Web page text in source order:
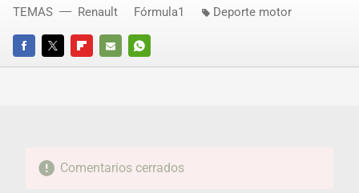
FACEBOOKTWITTERFLIPBOARD
E-
WHATSAPP
TEMAS Renault Fórmula1 Deporte motor
Comentarios cerrados